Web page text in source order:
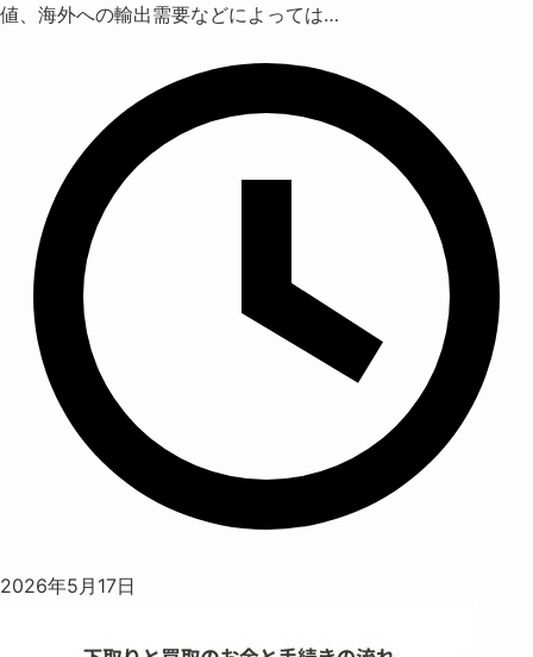
値、海外への輸出需要などによっては…
2026年5月17日